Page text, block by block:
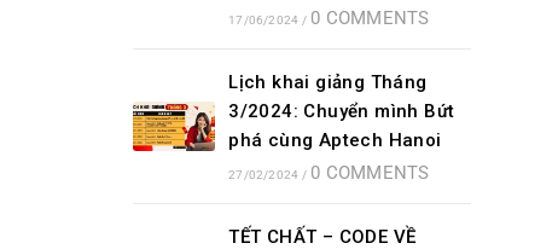
17/06/2024 / 0 COMMENTS
Lịch khai giảng Tháng
3/2024: Chuyển mình Bứt
phá cùng Aptech Hanoi
27/02/2024 / 0 COMMENTS
TẾT CHẤT – CODE VỀ